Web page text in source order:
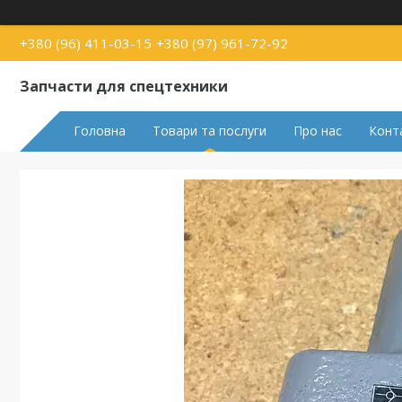
+380 (96) 411-03-15 +380 (97) 961-72-92
Запчасти для спецтехники
Головна Товари та послуги Про нас